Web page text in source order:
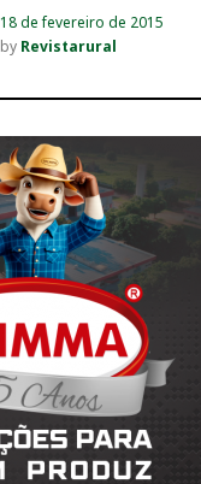
18 de fevereiro de 2015
by Revistarural